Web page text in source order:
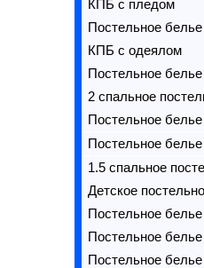
КПБ с пледом
Постельное
КПБ с одеялом
Постельное
2 спальное
Постельное
Постельное
1.5 спальное
Детское
Постельное
Постельное
Постельное